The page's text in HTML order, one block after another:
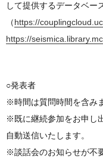
して提供するデータベー
（https://
https://
○発表者
※時間は質問時間を含み
※既に継続参加をお申し
自動送信いたします。
※談話会のお知らせが不